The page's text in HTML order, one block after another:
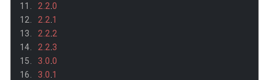
2.2 .0
2.2 1
2.2 2
2.2 .3
3.0 .0
3.0 1